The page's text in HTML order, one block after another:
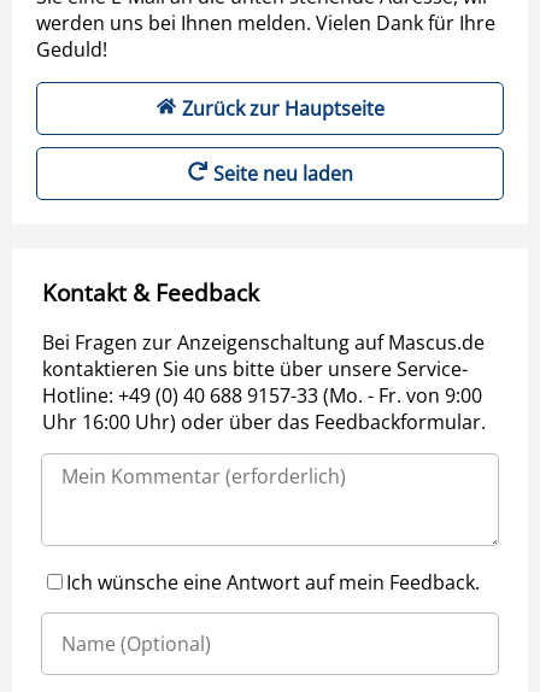
werden uns bei Ihnen melden. Vielen Dank für Ihre
Geduld!
Zurück zur Hauptseite
Seite neu laden
Kontakt & Feedback
Bei Fragen zur Anzeigenschaltung auf Mascus.de
kontaktieren Sie uns bitte über unsere Service-
Hotline: +49 (0) 40 688 9157-33 (Mo. - Fr. von 9:00
Uhr 16:00 Uhr) oder über das Feedbackformular.
Ich wünsche eine Antwort auf mein Feedback.